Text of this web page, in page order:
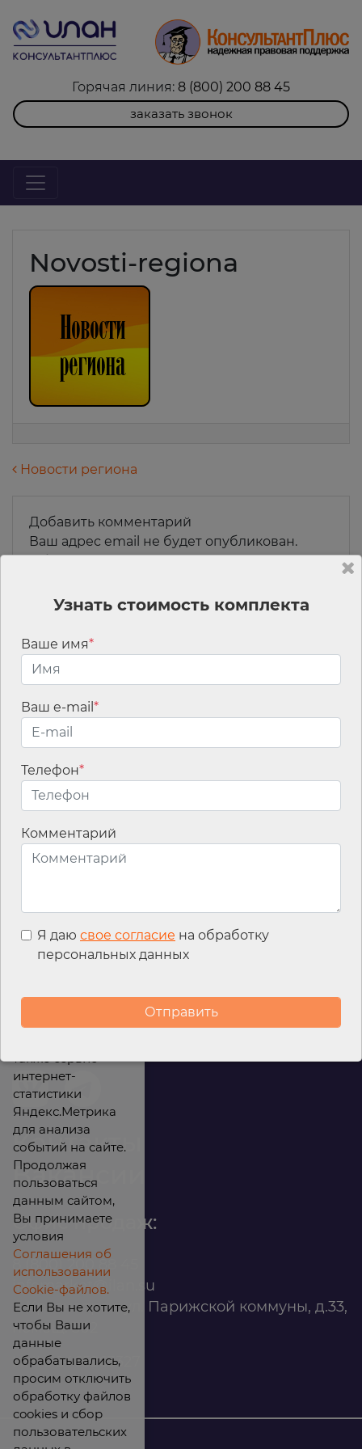
Горячая линия: 8 (800) 200 88 45
заказать звонок
Novosti-regiona
Навигация по записям
Новости региона
Добавить комментарий
Ваш адрес email не будет опубликован.
Обязательные поля помечены*
Имя*
Email*
Контакты
Вакансии
Офис продаж:
infomarket@ilan.su
г. Красноярск, ул. Парижской коммуны, д.33,
помещ. 302
ИНН: 2465263327
Узнать стоимость комплекта
Ваше имя*
Ваш e-mail *
Телефон*
Комментарий
Я даю свое согласие на обработку
персональных данных
файлы cookies для
улучшения
также сервис
интернет-
статистики
Яндекс.Метрика
для анализа
событий на сайте.
Продолжая
пользоваться
данным сайтом,
Вы принимаете
условия
Соглашения об
использовании
Cookie-файлов.
Если Вы не хотите,
чтобы Ваши
данные
обрабатывались,
просим отключить
обработку файлов
cookies и сбор
пользовательских